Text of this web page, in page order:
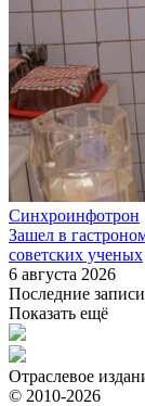
Синхроинфотрон
Зашел в
советских ученых
6 августа 2026
Последние записи
Показать ещё
Отраслевое
© 2010-2026